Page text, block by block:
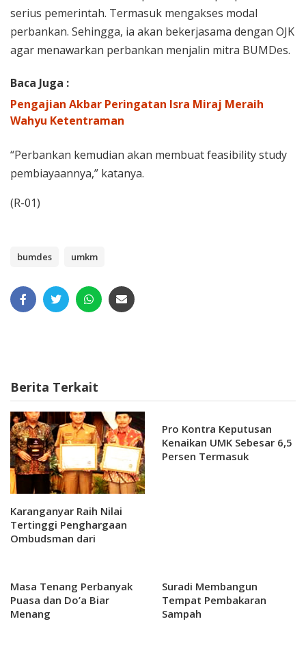
serius pemerintah. Termasuk mengakses modal
perbankan. Sehingga, ia akan bekerjasama dengan OJK
agar menawarkan perbankan menjalin mitra BUMDes.
Baca Juga :
Pengajian Akbar Peringatan Isra Miraj Meraih
Wahyu Ketentraman
“Perbankan kemudian akan membuat feasibility study
pembiayaannya,” katanya.
(R-01)
bumdes umkm
Berita Terkait
Karanganyar Raih Nilai
Tertinggi Penghargaan
Ombudsman dari
Pro Kontra Keputusan
Kenaikan UMK Sebesar 6,5
Persen Termasuk
Masa Tenang Perbanyak
Puasa dan Do’a Biar
Menang
Suradi Membangun
Tempat Pembakaran
Sampah